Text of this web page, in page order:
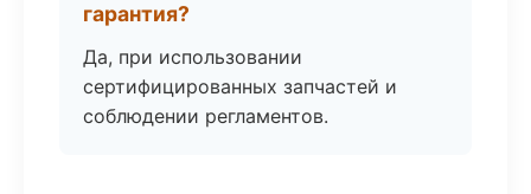
гарантия?
Да, при использовании
сертифицированных запчастей и
соблюдении регламентов.